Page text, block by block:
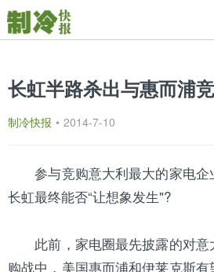
长虹半路杀出与惠而浦
制冷快报 • 2014-7-10
参与竞购意大利最大的家电企
长虹最终能否“让想象发生"?
此前，家电圈最先披露的对意
购战中，美国惠而浦和伊莱克斯有